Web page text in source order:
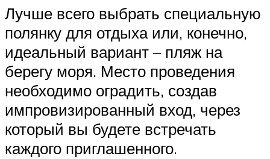
Лучше всего выбрать специальную
полянку для отдыха или, конечно,
идеальный вариант – пляж на
берегу моря. Место проведения
необходимо оградить, создав
импровизированный вход, через
который вы будете встречать
каждого приглашенного.